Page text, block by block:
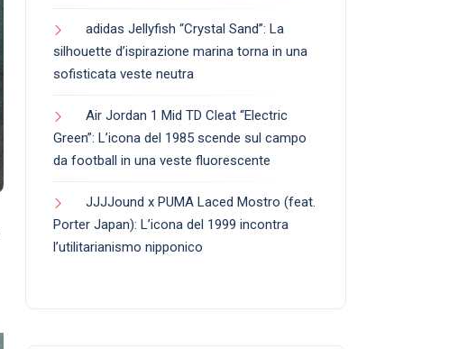
adidas Jellyfish “Crystal Sand”: La
silhouette d’ispirazione marina torna in una
sofisticata veste neutra
Air Jordan 1 Mid TD Cleat “Electric
Green”: L’icona del 1985 scende sul campo
da football in una veste fluorescente
JJJJound x PUMA Laced Mostro (feat.
Porter Japan): L’icona del 1999 incontra
l’utilitarianismo nipponico